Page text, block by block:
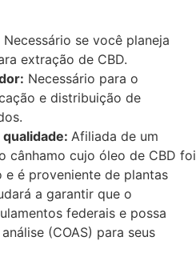
Necessário se você planeja
extração de CBD.
Necessário para o
e distribuição de
qualidade: Afiliada de um
cânhamo cujo óleo de CBD foi
é proveniente de plantas
a garantir que o
federais e possa
(COAS) para seus